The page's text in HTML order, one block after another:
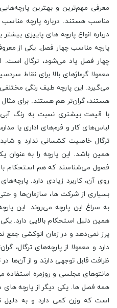
معرفی مهم‌ترین و بهترین
مناسب هستند. درباره پارچه مناسب
درباره انواع پارچه های پاییزی
پارچه مناسب چهار فصل. یکی از
چهار فصل یاد می‌شود، ترگال است.
معمولا گرماژهای بالا برای نقاط
می‌گیرد. این پارچه طیف رنگی
هستند، گران‌تر هم هستند. برای مثال
با قیمت بیشتری نسبت به رنگ آبی
لباس‌های کار و فرم‌های اداری یا
ترگال خاصیت کشسانی ندارد و
همین باشد. این پارچه را به عنوان
فصول می‌شناسند که هم استحکام
روی آن، کاربرد زیادی دارد.
بسیاری از شرکت ها، سازمان‌ها و
به سراغ این پارچه می‌روند. این
همین دلیل استحکام بالایی دارد.
پرز نمی‌دهد و در زمان اتوکشی جمع
دارد و معمولا از پارچه‌های ترگال،
ظرافت قابل توجهی دارند و از آن‌ها
مانتوهای مجلسی و روزمره استفاده
همه فصل ها. یکی دیگر از پارچه های
است که وزن کمی دارد و به دلیل